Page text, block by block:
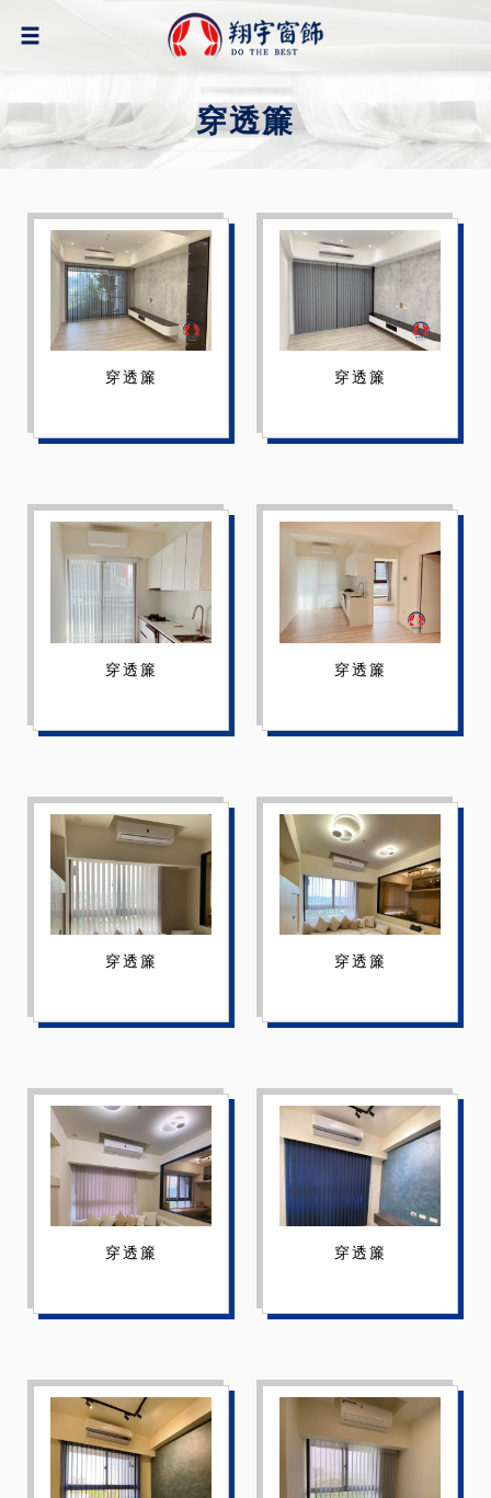
穿透簾
穿透簾 穿透簾
穿透簾 穿透簾
穿透簾 穿透簾
穿透簾 穿透簾